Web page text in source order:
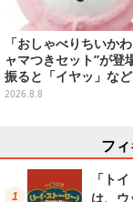
「おしゃべりちいか
ャマつきセット”が登
振ると「イヤッ」な
ンに応じて喋ってくれ
2026.8.8
フ
「ト
は、ウ